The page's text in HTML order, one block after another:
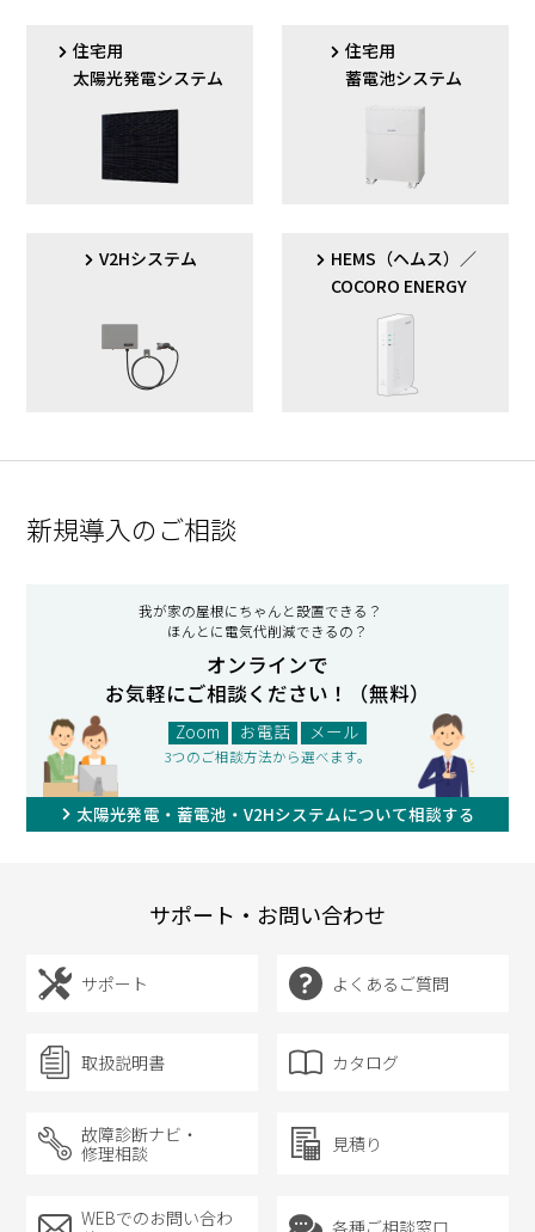
JH-55KF4
ハイブリッド
パワーコンディショナ
／
ハイブリッド
パワーコンディショナ
JH-42HM2P
ハイブリッド
パワーコンディショナ
＊
こちら
住宅用
太陽光発電システム
住宅用
蓄電池システム
V2Hシステム
HEMS（ヘムス）／
COCORO ENERGY
新規導入のご相談
我が家の屋根にちゃんと設置できる？
ほんとに電気代削減できるの？
オンラインで
お気軽にご相談ください！（無料）
Zoom お電話 メール
3つのご相談方法から選べます。
太陽光発電・蓄電池・V2Hシステムについて相談する
サポート・お問い合わせ
サポート よくあるご質問
取扱説明書 カタログ
故障診断ナビ・
修理相談
見積り
WEBでのお問い合わ